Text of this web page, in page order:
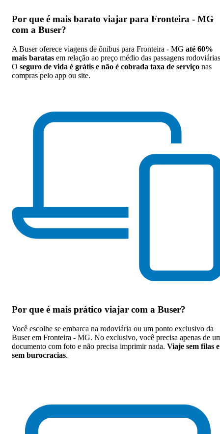
Por que é mais barato viajar para Fronteira - MG
com a Buser?
A Buser oferece viagens de ônibus para Fronteira - MG até 60%
mais baratas em relação ao preço médio das passagens
O seguro de vida é grátis e não é cobrada taxa de serviço nas
compras pelo app ou site.
Por que é mais prático viajar com a Buser?
Você escolhe se embarca na rodoviária ou um ponto exclusivo da
Buser em Fronteira - MG. No exclusivo, você precisa apenas de
documento com foto e não precisa imprimir nada. Viaje sem filas e
sem burocracias.